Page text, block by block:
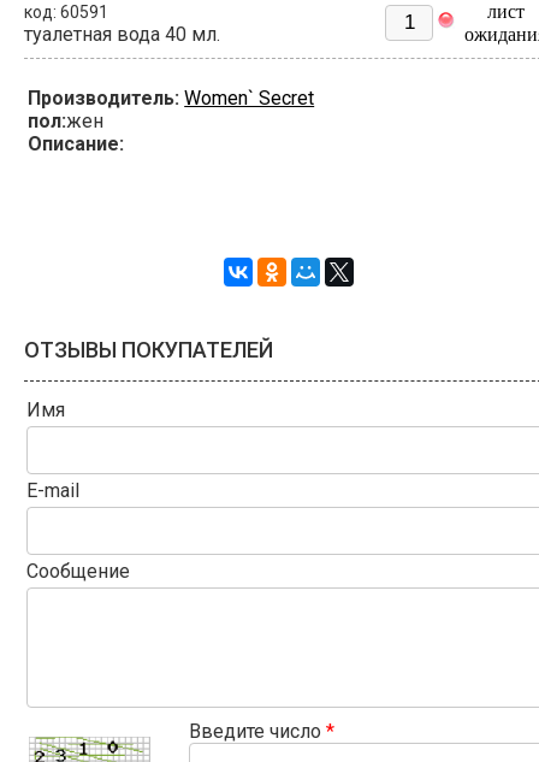
код: 60591
туалетная вода 40 мл.
лист
Производитель: Women` Secret
пол:жен
Описание:
ОТЗЫВЫ ПОКУПАТЕЛЕЙ
Имя
E-mail
Сообщение
Введите число *